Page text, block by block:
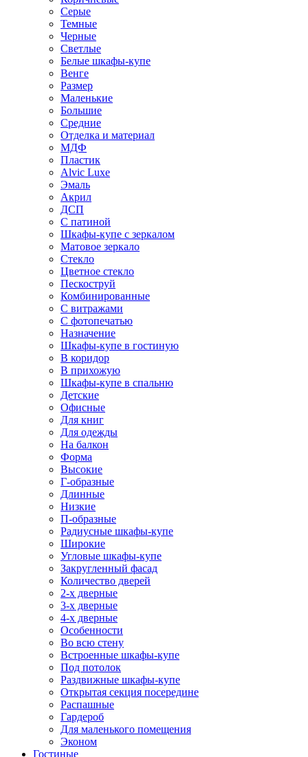
Серые
Темные
Черные
Светлые
Белые шкафы-купе
Венге
Размер
Маленькие
Большие
Средние
Отделка и материал
МДФ
Пластик
Alvic Luxe
Эмаль
Акрил
ДСП
С патиной
Шкафы-купе с зеркалом
Матовое зеркало
Стекло
Цветное стекло
Пескоструй
Комбинированные
С витражами
С фотопечатью
Назначение
Шкафы-купе в гостиную
В коридор
В прихожую
Шкафы-купе в спальню
Детские
Офисные
Для книг
Для одежды
На балкон
Форма
Высокие
Г-образные
Длинные
Низкие
П-образные
Радиусные шкафы-купе
Широкие
Угловые шкафы-купе
Закругленный фасад
Количество дверей
2-х дверные
3-х дверные
4-х дверные
Особенности
Во всю стену
Встроенные шкафы-купе
Под потолок
Раздвижные шкафы-купе
Открытая секция посередине
Распашные
Гардероб
Для маленького помещения
Эконом
Гостиные